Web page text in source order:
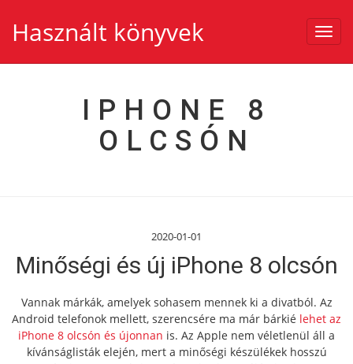
Használt könyvek
IPHONE 8
OLCSÓN
2020-01-01
Minőségi és új iPhone 8 olcsón
Vannak márkák, amelyek sohasem mennek ki a divatból. Az
Android telefonok mellett, szerencsére ma már bárkié lehet az
iPhone 8 olcsón és újonnan is. Az Apple nem véletlenül áll a
kívánságlisták elején, mert a minőségi készülékek hosszú